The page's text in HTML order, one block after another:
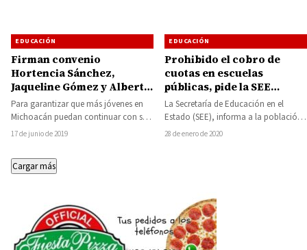
EDUCACIÓN
Firman convenio
Hortencia Sánchez,
Jaqueline Gómez y Alberto
Frutís para que Tiquicheo
tenga una extensión del
Instituto Tecnológico
Superior de Huetamo
Para garantizar que más jóvenes en
Michoacán puedan continuar con su
formación académica, este lunes se
17 de junio de 2019
EDUCACIÓN
Prohibido el cobro de
cuotas en escuelas
públicas, pide la SEE
denunciar dichos actos
La Secretaría de Educación en el
Estado (SEE), informa a la población
que está prohibido el cobro de…
28 de enero de 2020
Cargar más